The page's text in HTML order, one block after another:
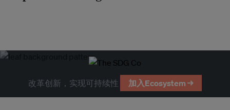
改革创新，实现可持续性 加入Ecosystem →